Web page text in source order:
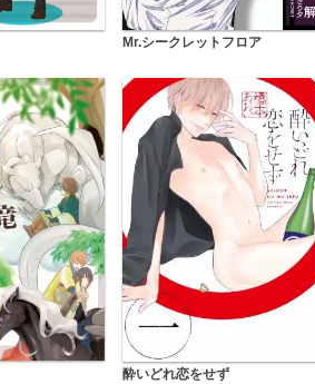
Mr.シークレットフロア
酔いどれ恋をせず